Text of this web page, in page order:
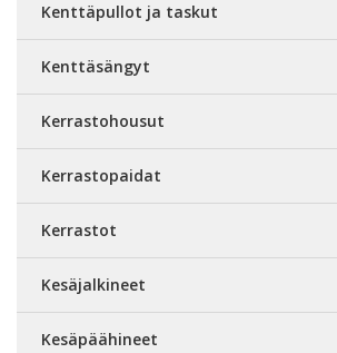
Kenttäpullot ja taskut
Kenttäsängyt
Kerrastohousut
Kerrastopaidat
Kerrastot
Kesäjalkineet
Kesäpäähineet